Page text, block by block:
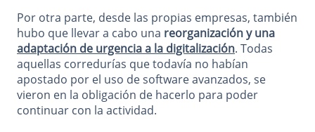
Por otra parte, desde las propias empresas, también
hubo que llevar a cabo una reorganización y una
adaptación de urgencia a la digitalización. Todas
aquellas corredurías que todavía no habían
apostado por el uso de software avanzados, se
vieron en la obligación de hacerlo para poder
continuar con la actividad.